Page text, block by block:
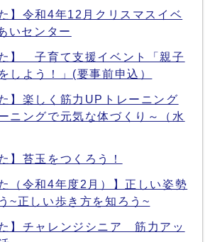
】令和4年12月クリスマスイベ
いセンター
た】 子育て支援イベント「親子
しよう！」(要事前申込）
】楽しく筋力UPトレーニング
ニングで元気な体づくり～（水
】苔玉をつくろう！
（令和4年度2月）】正しい姿勢
~正しい歩き方を知ろう~
た】チャレンジシニア 筋力アッ